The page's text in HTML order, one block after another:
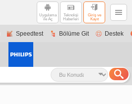
Uygulama
ile Aç
Teknoloji
Haberleri
Giriş ve
Kayıt
Speedtest Bölüme Git Destek